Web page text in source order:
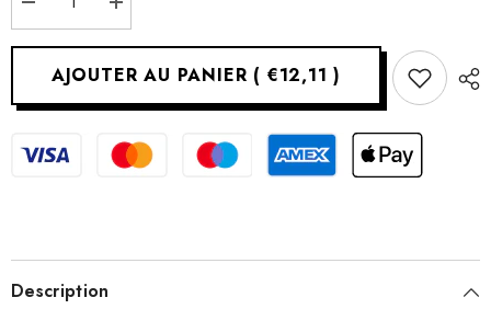
Réduire
la
quantité
Rafraîchisseur
acrylique
Augmenter
la
quantité
Rafraîchisseur
acrylique
AJOUTER AU PANIER ( €12,11)
Description